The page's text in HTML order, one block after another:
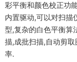
彩平衡和颜色校正功
内置驱动,可以对扫描
型,复杂的白色平衡算
描,成批扫描,自动剪
率.